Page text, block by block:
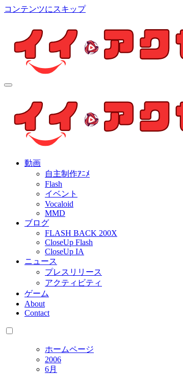
コンテンツにスキップ
個人制作アニメを中心とした動画紹介ブログ
動画
自主制作ｱﾆﾒ
Flash
イベント
Vocaloid
MMD
ブログ
FLASH BACK 200X
CloseUp Flash
CloseUp IA
ニュース
プレスリリース
アクティビティ
ゲーム
About
Contact
ホームページ
2006
6月